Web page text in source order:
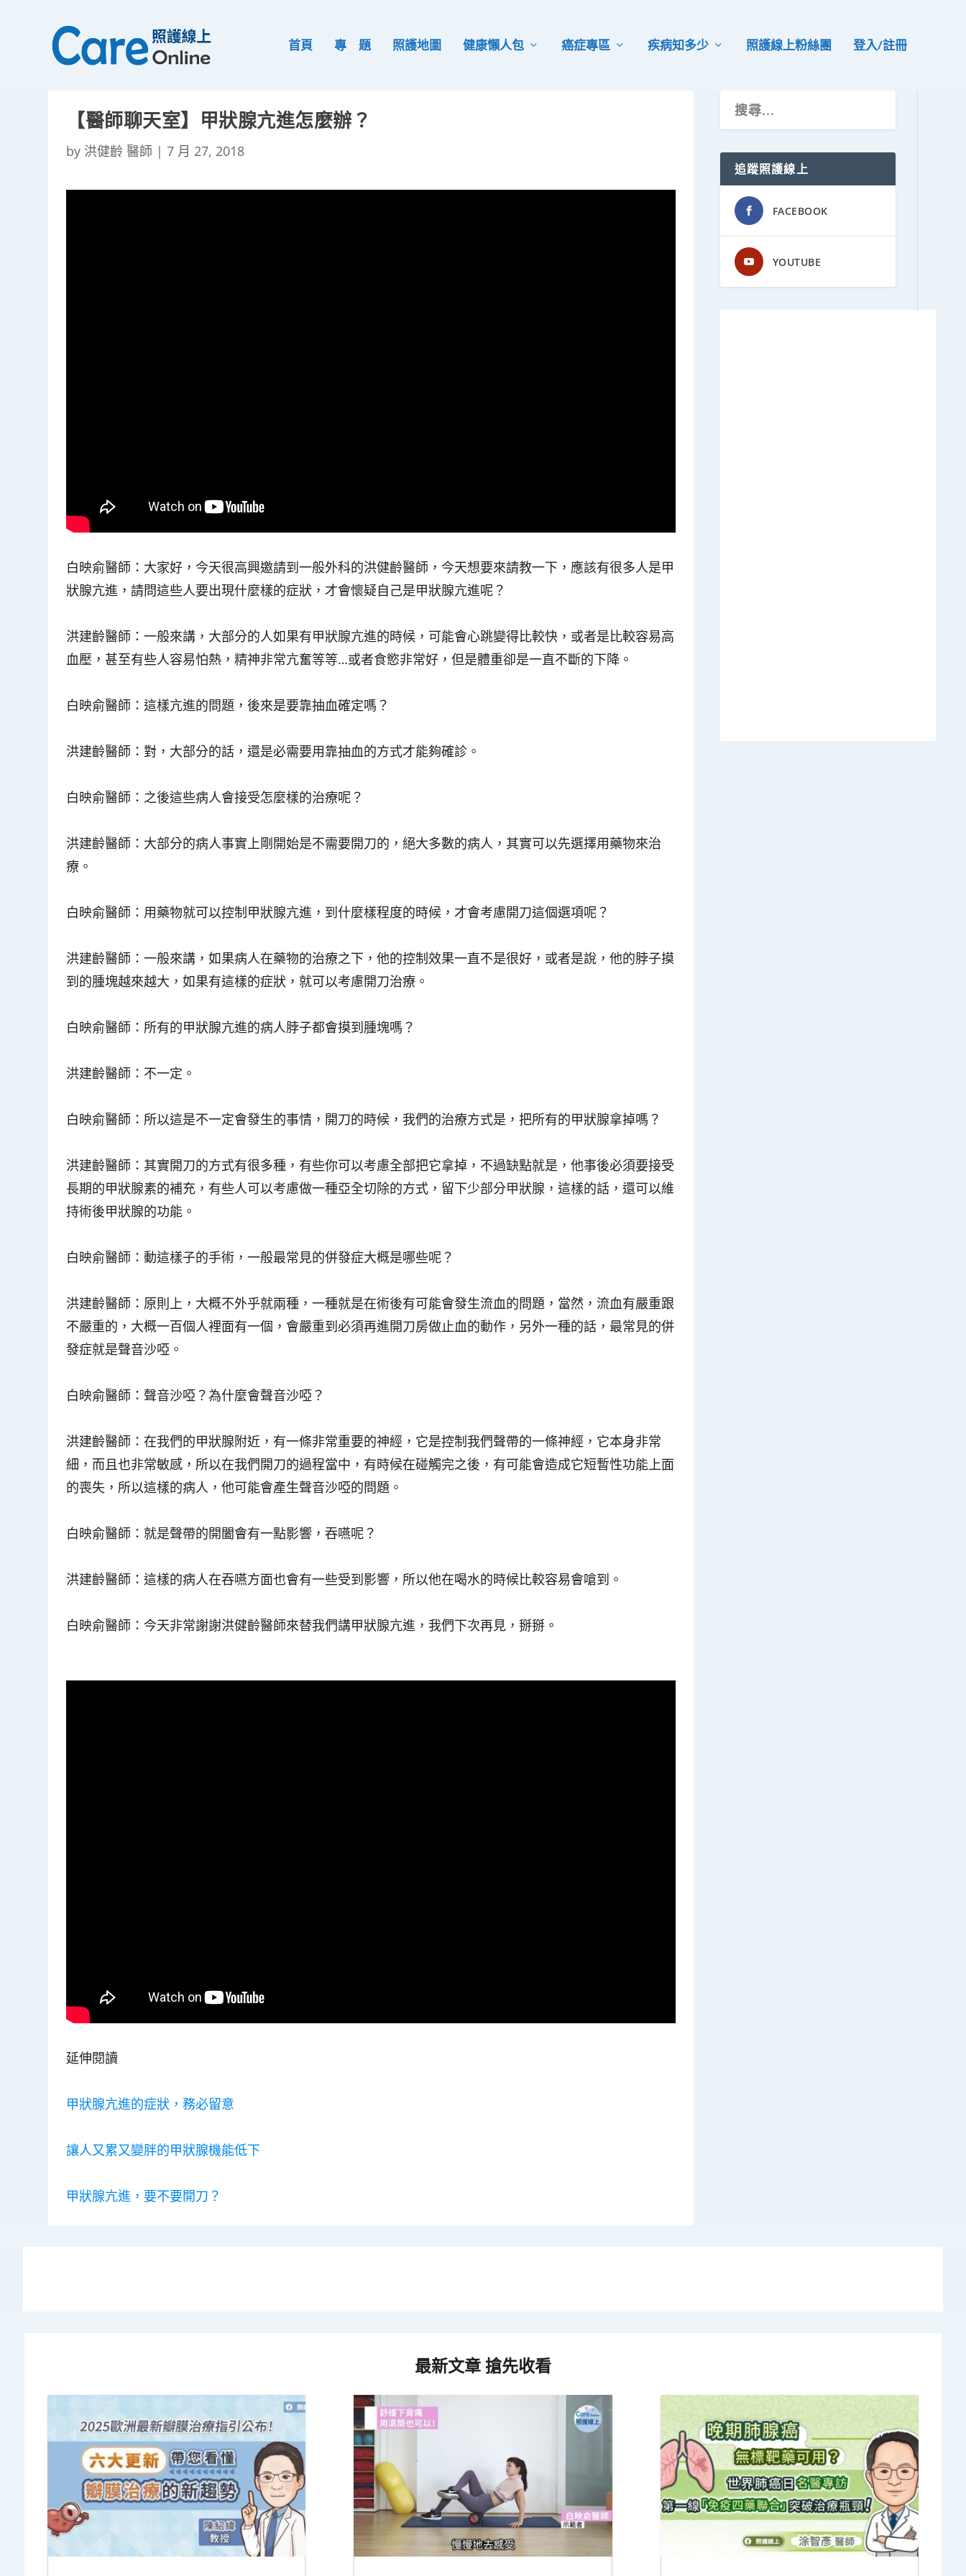
首頁 專 題 照護地圖 健康懶人包 癌症專區 疾病知多少 照護線上粉絲團 登入/註冊
【醫師聊天室】甲狀腺亢進怎麼辦？
by 洪健齡 醫師 |7 月 27, 2018
白映俞醫師 ：大家好，今天很高興邀請到一般外科的洪健齡醫師，今天想要來請教一下，應該有很多人是甲
狀腺亢進，請問這些人要出現什麼樣的症狀，才會懷疑自己是甲狀腺亢進呢？
洪建齡醫師 ：一般來講，大部分的人如果有甲狀腺亢進的時候，可能會心跳變得比較快 ，或者是比較容易高
血壓，甚至有些人容易怕熱，精神非常亢奮等等…或者食慾非常好，但是體重卻是一直不斷的下降。
白映俞醫師 ：這樣亢進的問題，後來是要靠抽血確定嗎？
洪建齡醫師 ：對，大部分的話，還是必需要用靠抽血的方式才能夠確診。
白映俞醫師 ：之後這些病人會接受怎麼樣的治療呢？
洪建齡醫師 ：大部分的病人事實上剛開始是不需要開刀的，絕大多數的病人，其實可以先選擇用藥物來治
療 。
白映俞醫師 ：用藥物就可以控制甲狀腺亢進，到什麼樣程度的時候，才會考慮開刀這個選項呢？
洪建齡醫師 ：一般來講，如果病人在藥物的治療之下，他的控制效果一直不是很好，或者是說，他的脖子摸
到的腫塊越來越大，如果有這樣的症狀，就可以考慮開刀治療 。
白映俞醫師 ：所有的甲狀腺亢進的病人脖子都會摸到腫塊嗎？
洪建齡醫師 ：不一定 。
白映俞醫師 ：所以這是不一定會發生的事情，開刀的時候，我們的治療方式是，把所有的甲狀腺拿掉嗎？
洪建齡醫師 ：其實開刀的方式有很多種，有些你可以考慮全部把它拿掉，不過缺點就是，他事後必須要接受
長期的甲狀腺素的補充，有些人可以考慮做一種亞全切除的方式，留下少部分甲狀腺，這樣的話，還可以維
持術後甲狀腺的功能。
白映俞醫師 ：動這樣子的手術，一般最常見的併發症大概是哪些呢？
洪建齡醫師 ：原則上，大概不外乎就兩種，一種就是在術後有可能會發生流血的問題，當然，流血有嚴重跟
不嚴重的，大概一百個人裡面有一個，會嚴重到必須再進開刀房做止血的動作，另外一種的話，最常見的併
發症就是聲音沙啞 。
白映俞醫師 ：聲音沙啞？為什麼會聲音沙啞？
洪建齡醫師 ：在我們的甲狀腺附近，有一條非常重要的神經，它是控制我們聲帶的一條神經，它本身非常
細，而且也非常敏感，所以在我們開刀的過程當中，有時候在碰觸完之後，有可能會造成它短暫性功能上面
的喪失，所以這樣的病人，他可能會產生聲音沙啞的問題 。
白映俞醫師 ：就是聲帶的開闔會有一點影響，吞嚥呢？
洪建齡醫師 ：這樣的病人在吞嚥方面也會有一些受到影響，所以他在喝水的時候比較容易會嗆到 。
白映俞醫師 ：今天非常謝謝洪健齡醫師來替我們講甲狀腺亢進，我們下次再見，掰掰。
延伸閱讀
甲狀腺亢進的症狀，務必留意
讓人又累又變胖的甲狀腺機能低下
甲狀腺亢進，要不要開刀？
追蹤照護線上
FACEBOOK
YOUTUBE
最新文章 搶先收看